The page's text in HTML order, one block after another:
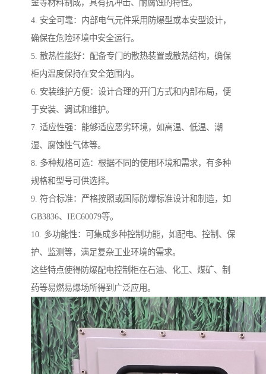
金等材料制成，具有抗冲击、耐腐蚀的特性。
4. 安全可靠：内部电气元件采用防爆型或本安型设计，
确保在危险环境中安全运行。
5. 散热性能好：配备专门的散热装置或散热结构，确保
柜内温度保持在安全范围内。
6. 安装维护方便：设计合理的开门方式和内部布局，便
于安装、调试和维护。
7. 适应性强：能够适应恶劣环境，如高温、低温、潮
湿、腐蚀性气体等。
8. 多种规格可选：根据不同的使用环境和需求，有多种
规格和型号可供选择。
9. 符合标准：严格按照或国际防爆标准设计和制造，如
GB3836、IEC60079等。
10. 多功能性：可集成多种控制功能，如配电、控制、保
护、监测等，满足复杂工业环境的需求。
这些特点使得防爆配电控制柜在石油、化工、煤矿、制
药等易燃易爆场所得到广泛应用。